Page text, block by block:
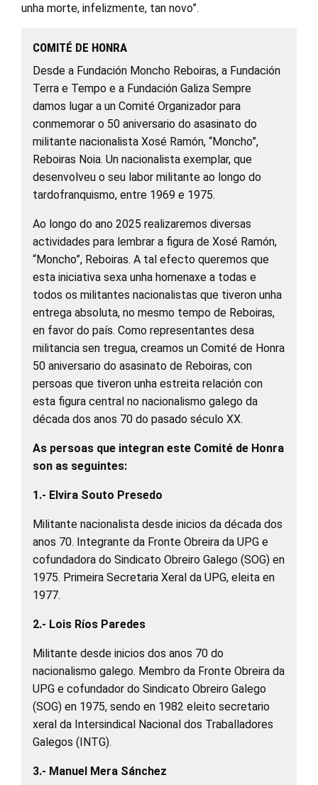
unha morte, infelizmente, tan novo”.
COMITÉ DE HONRA
Desde a Fundación Moncho Reboiras, a Fundación
Terra e Tempo e a Fundación Galiza Sempre
damos lugar a un Comité Organizador para
conmemorar o 50 aniversario do asasinato do
militante nacionalista Xosé Ramón, “Moncho”,
Reboiras Noia. Un nacionalista exemplar, que
desenvolveu o seu labor militante ao longo do
tardofranquismo, entre 1969 e 1975.
Ao longo do ano 2025 realizaremos diversas
actividades para lembrar a figura de Xosé Ramón,
“Moncho”, Reboiras. A tal efecto queremos que
esta iniciativa sexa unha homenaxe a todas e
todos os militantes nacionalistas que tiveron unha
entrega absoluta, no mesmo tempo de Reboiras,
en favor do país. Como representantes desa
militancia sen tregua, creamos un Comité de Honra
50 aniversario do asasinato de Reboiras, con
persoas que tiveron unha estreita relación con
esta figura central no nacionalismo galego da
década dos anos 70 do pasado século XX.
As persoas que integran este Comité de Honra
son as seguintes:
1.- Elvira Souto Presedo
Militante nacionalista desde inicios da década dos
anos 70. Integrante da Fronte Obreira da UPG e
cofundadora do Sindicato Obreiro Galego (SOG) en
1975. Primeira Secretaria Xeral da UPG, eleita en
1977.
2.- Lois Ríos Paredes
Militante desde inicios dos anos 70 do
nacionalismo galego. Membro da Fronte Obreira da
UPG e cofundador do Sindicato Obreiro Galego
(SOG) en 1975, sendo en 1982 eleito secretario
xeral da Intersindical Nacional dos Traballadores
Galegos (INTG).
3.- Manuel Mera Sánchez